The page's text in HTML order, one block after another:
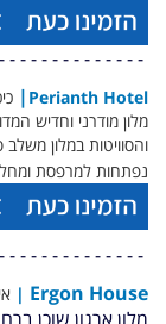
- - - - - - - - - - - - -
Perianth Hotel
|
והסוויטות במלון
נפתחות למרפסת
- - - - - - - - - - - - -
Ergon House
|